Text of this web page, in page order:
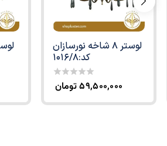
لوستر 8 شاخه نورسازان
کد:1016/8
0
of
۵۹,۵۰۰,۰۰۰تومان